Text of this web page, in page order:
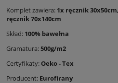
Komplet zawiera: 1x ręcznik
ręcznik 70x140cm
Skład: 100% bawełna
Gramatura:500g/m2
Certyfikaty:Oeko - Tex
Producent: Eurofirany